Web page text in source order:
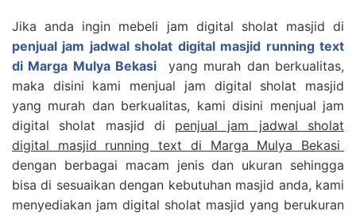
Jika anda ingin mebeli jam digital sholat masjid di
penjual jam jadwal sholat digital masjid running text
di Marga Mulya Bekasi yang murah dan berkualitas,
maka disini kami menjual jam digital sholat masjid
yang murah dan berkualitas, kami disini menjual jam
digital sholat masjid di penjual jam jadwal sholat
digital masjid running text di Marga Mulya Bekasi
dengan berbagai macam jenis dan ukuran sehingga
bisa di sesuaikan dengan kebutuhan masjid anda, kami
menyediakan jam digital sholat masjid yang berukuran